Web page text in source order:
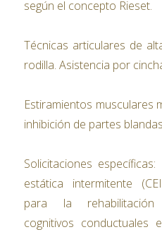
según el concepto Rieset.
Técnicas articulares de
rodilla. Asistencia por
Estiramientos musculares
inhibición de partes
Solicitaciones
estática intermitente
para la rehabilitación
cognitivos